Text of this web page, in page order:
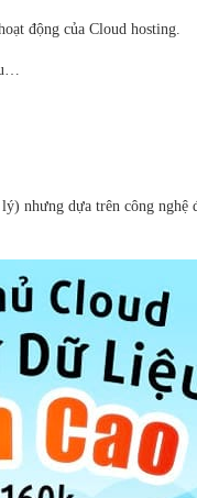
động của Cloud hosting.
dựa trên công